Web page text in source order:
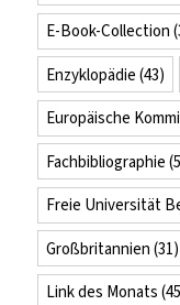
E-Book-Collection
Enzyklopädie (43)
Europäische
Fachbibliographie
Freie Universität
Großbritannien (31)
Link des Monats